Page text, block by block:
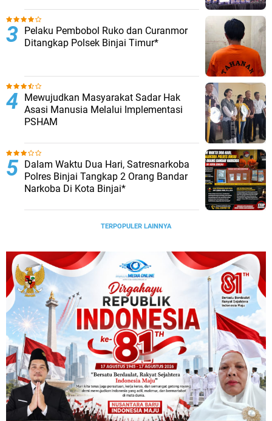
Pelaku Pembobol Ruko dan Curanmor
Ditangkap Polsek Binjai Timur*
Mewujudkan Masyarakat Sadar Hak
Asasi Manusia Melalui Implementasi
PSHAM
Dalam Waktu Dua Hari, Satresnarkoba
Polres Binjai Tangkap 2 Orang Bandar
Narkoba Di Kota Binjai*
TERPOPULER LAINNYA